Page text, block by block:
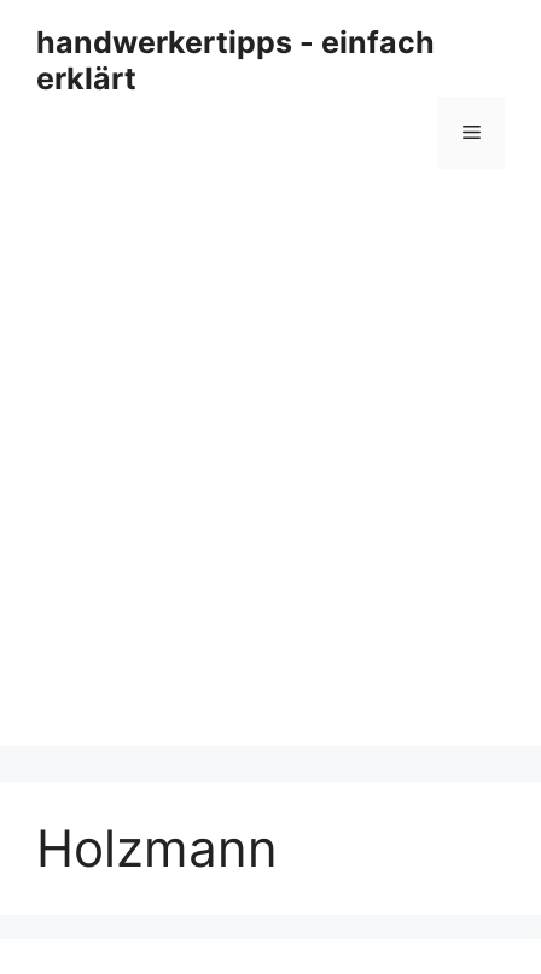
Inhalt
springen
handwerkertipps - einfach
erklärt
Menü
Holzmann